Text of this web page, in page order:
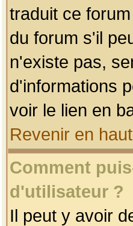
traduit ce
du forum s'il
n'existe pas,
d'informations
voir le lien en
Revenir en
Comment
d'utilisateur ?
Il peut y avoir